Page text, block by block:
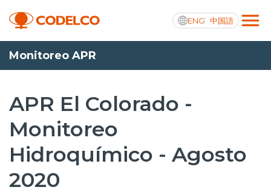
ENG 中国語
Transparencia activa
Nosotros
Operaciones
Proyectos
Monitoreo APR
APR El Colorado -
Monitoreo
Hidroquímico - Agosto
2020